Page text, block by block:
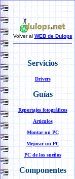
Volver al WEB de Duiops
Servicios
Drivers
Guías
Reportajes fotográficos
Artículos
Montar un PC
Mejorar un PC
PC de los sueños
Componentes